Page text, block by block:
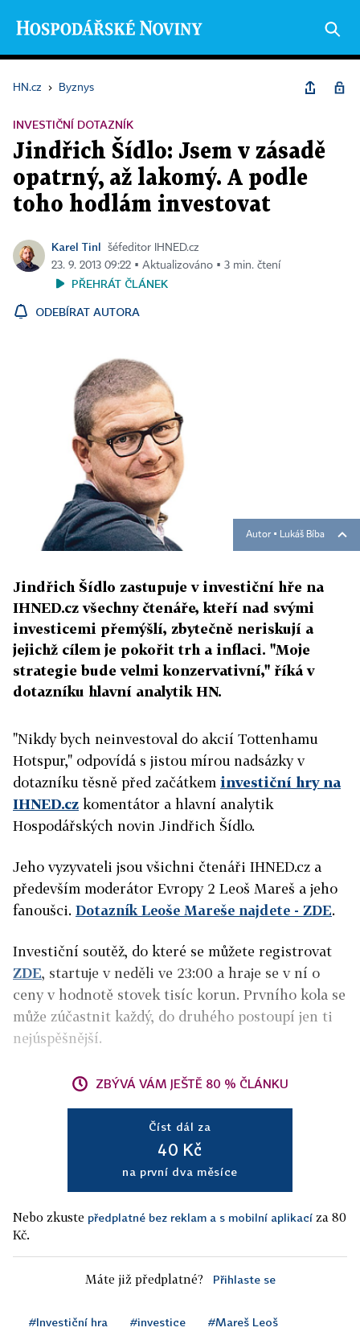
HN.cz › Byznys
INVESTIČNÍ DOTAZNÍK
Jindřich Šídlo: Jsem v zásadě
opatrný, až lakomý. A podle
toho hodlám investovat
Karel Tinl
šéfeditor IHNED.cz
23. 9. 2013 09:22 ▪ Aktualizováno ▪ 3 min. čtení
PŘEHRÁT ČLÁNEK
ODEBÍRAT AUTORA
Autor ▪ Lukáš Bíba
Jindřich Šídlo zastupuje v investiční hře na
IHNED.cz všechny čtenáře, kteří nad svými
investicemi přemýšlí, zbytečně neriskují a
jejichž cílem je pokořit trh a inflaci. "Moje
strategie bude velmi konzervativní," říká v
dotazníku hlavní analytik HN.
"Nikdy bych neinvestoval do akcií Tottenhamu
Hotspur," odpovídá s jistou mírou nadsázky v
dotazníku těsně před začátkem investiční hry na
IHNED.cz komentátor a hlavní analytik
Hospodářských novin Jindřich Šídlo.
Jeho vyzyvateli jsou všichni čtenáři IHNED.cz a
především moderátor Evropy 2 Leoš Mareš a jeho
fanoušci. Dotazník Leoše Mareše najdete - ZDE.
Investiční soutěž, do které se můžete registrovat
ZDE, startuje v neděli ve 23:00 a hraje se v ní o
ceny v hodnotě stovek tisíc korun. Prvního kola se
může zúčastnit každý, do druhého postoupí jen ti
nejúspěšnější.
ZBÝVÁ VÁM JEŠTĚ 80 % ČLÁNKU
Číst dál za
40 Kč
na první dva měsíce
Nebo zkuste předplatné bez reklam a s mobilní aplikací za 80
Kč.
Máte již předplatné? Přihlaste se
#Investiční hra #investice #Mareš Leoš